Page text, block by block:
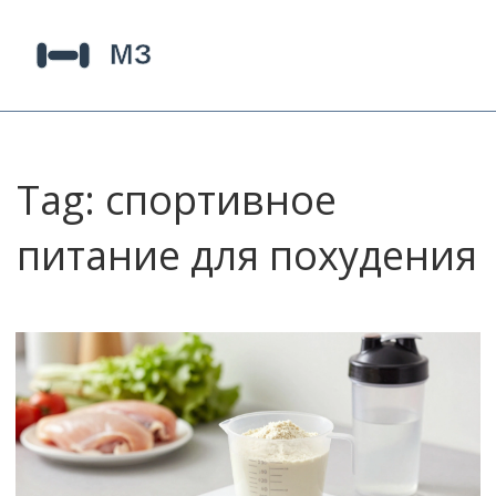
Tag: спортивное
питание для похудения